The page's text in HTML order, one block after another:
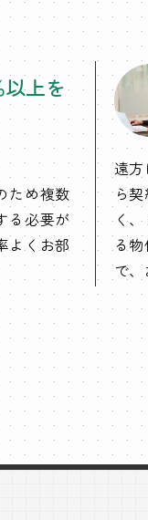
上を
ため複数
る必要が
よくお部
遠
ら
く
る
で